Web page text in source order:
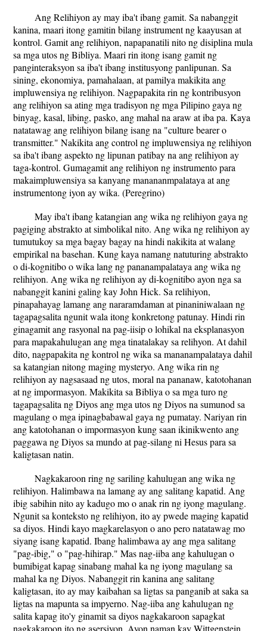
Ang Relihiyon ay may iba't ibang gamit. Sa nabanggit
kanina, maari itong gamitin bilang instrument ng kaayusan at
kontrol. Gamit ang relihiyon, napapanatili nito ng disiplina mula
sa mga utos ng Bibliya. Maari rin itong isang gamit ng
panginteraksyon sa iba't ibang institusyong panlipunan. Sa
sining, ekonomiya, pamahalaan, at pamilya makikita ang
impluwensiya ng relihiyon. Nagpapakita rin ng kontribusyon
ang relihiyon sa ating mga tradisyon ng mga Pilipino gaya ng
binyag, kasal, libing, pasko, ang mahal na araw at iba pa. Kaya
natatawag ang relihiyon bilang isang na "culture bearer o
transmitter." Nakikita ang control ng impluwensiya ng relihiyon
sa iba't ibang aspekto ng lipunan patibay na ang relihiyon ay
taga-kontrol. Gumagamit ang relihiyon ng instrumento para
makaimpluwensiya sa kanyang manananmpalataya at ang
instrumentong iyon ay wika. (Peregrino)
May iba't ibang katangian ang wika ng relihiyon gaya ng
pagiging abstrakto at simbolikal nito. Ang wika ng relihiyon ay
tumutukoy sa mga bagay bagay na hindi nakikita at walang
empirikal na basehan. Kung kaya namang natuturing abstrakto
o di-kognitibo o wika lang ng pananampalataya ang wika ng
relihiyon. Ang wika ng relihiyon ay di-kognitibo ayon nga sa
nabanggit kanini galing kay John Hick. Sa relihiyon,
pinapahayag lamang ang nararamdaman at pinaniniwalaan ng
tagapagsalita ngunit wala itong konkretong patunay. Hindi rin
ginagamit ang rasyonal na pag-iisip o lohikal na eksplanasyon
para mapakahulugan ang mga tinatalakay sa relihyon. At dahil
dito, nagpapakita ng kontrol ng wika sa mananampalataya dahil
sa katangian nitong maging mysteryo. Ang wika rin ng
relihiyon ay nagsasaad ng utos, moral na pananaw, katotohanan
at ng impormasyon. Makikita sa Bibliya o sa mga turo ng
tagapagsalita ng Diyos ang mga utos ng Diyos na sumunod sa
magulang o mga ipinagbabawal gaya ng pumatay. Nariyan rin
ang katotohanan o impormasyon kung saan ikinikwento ang
paggawa ng Diyos sa mundo at pag-silang ni Hesus para sa
kaligtasan natin.
Nagkakaroon ring ng sariling kahulugan ang wika ng
relihiyon. Halimbawa na lamang ay ang salitang kapatid. Ang
ibig sabihin nito ay kadugo mo o anak rin ng iyong magulang.
Ngunit sa konteksto ng relihiyon, ito ay pwede maging kapatid
sa diyos. Hindi kayo magkarelasyon o ano pero natatawag mo
siyang isang kapatid. Ibang halimbawa ay ang mga salitang
"pag-ibig," o "pag-hihirap." Mas nag-iiba ang kahulugan o
bumibigat kapag sinabang mahal ka ng iyong magulang sa
mahal ka ng Diyos. Nabanggit rin kanina ang salitang
kaligtasan, ito ay may kaibahan sa ligtas sa panganib at saka sa
ligtas na mapunta sa impyerno. Nag-iiba ang kahulugan ng
salita kapag ito'y ginamit sa diyos nagkakaroon sapagkat
nagkakaroon ito ng asersiyon. Ayon naman kay Wittgenstein,